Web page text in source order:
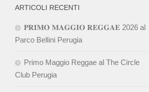
ARTICOLI RECENTI
𝐏𝐑𝐈𝐌𝐎 𝐌𝐀𝐆𝐆𝐈𝐎 𝐑𝐄𝐆𝐆𝐀𝐄 2026 al
Parco Bellini Perugia
Primo Maggio Reggae al The Circle
Club Perugia